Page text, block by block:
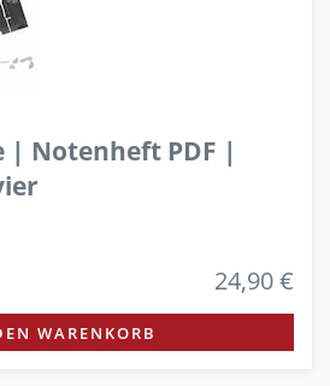
| Notenheft PDF |
24,90 €
WARENKORB